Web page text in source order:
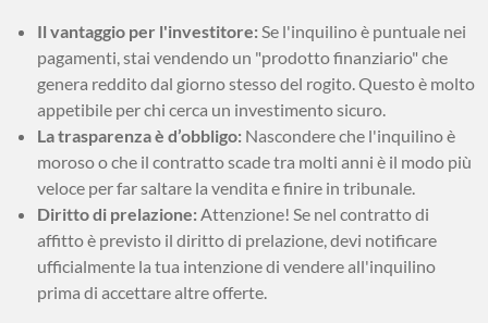
Il vantaggio per l'investitore:Se l'inquilino è puntuale nei
pagamenti, stai vendendo un "prodotto finanziario" che
genera reddito dal giorno stesso del rogito. Questo è molto
appetibile per chi cerca un investimento sicuro.
La trasparenza è d’obbligo: Nascondere che l'inquilino è
moroso o che il contratto scade tra molti anni è il modo più
veloce per far saltare la vendita e finire in tribunale.
Diritto di prelazione:Attenzione! Se nel contratto di
affitto è previsto il diritto di prelazione, devi notificare
ufficialmente la tua intenzione di vendere all'inquilino
prima di accettare altre offerte.